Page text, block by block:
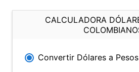
CALCULADORA
Convertir Dólares a Pesos